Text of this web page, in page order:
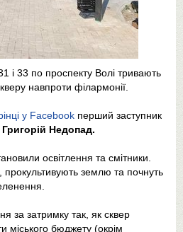
і 33 по проспекту Волі тривають
навпроти філармонії.
у Facebook перший заступник
Григорій Недопад.
освітлення та смітники.
прокультивують землю та почнуть
за затримку так, як сквер
міського бюджету (окрім